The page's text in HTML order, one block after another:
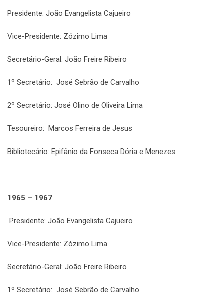
Presidente: João Evangelista Cajueiro
Vice-Presidente: Zózimo Lima
Secretário-Geral: João Freire Ribeiro
1º Secretário: José Sebrão de Carvalho
2º Secretário: José Olino de Oliveira Lima
Tesoureiro: Marcos Ferreira de Jesus
Bibliotecário: Epifânio da Fonseca Dória e Menezes
1965 – 1967
Presidente: João Evangelista Cajueiro
Vice-Presidente: Zózimo Lima
Secretário-Geral: João Freire Ribeiro
1º Secretário: José Sebrão de Carvalho